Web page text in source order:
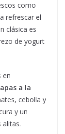
como
refrescar el
clásica es
de yogurt
en
a la
cebolla y
y un
alitas.